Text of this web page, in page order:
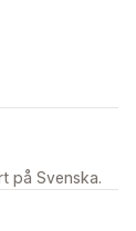
på Svenska.